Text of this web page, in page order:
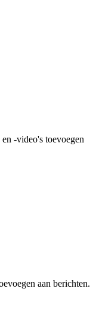
-video's toevoegen
aan berichten.